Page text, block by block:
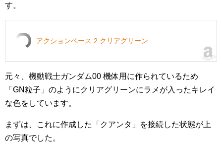
す。
アクションベース 2 クリアグリーン
元々、機動戦士ガンダム00 機体用に作られているため
「GN粒子」のようにクリアグリーンにラメが入ったキレイ
な色をしています。
まずは、これに作成した「クアンタ」を接続した状態が上
の写真でした。